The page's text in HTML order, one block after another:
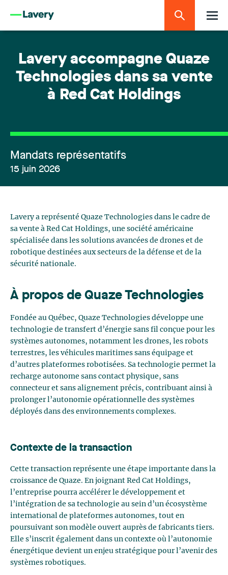
Lavery accompagne Quaze
Technologies dans sa vente
à Red Cat Holdings
Mandats représentatifs
15 juin 2026
Lavery a représenté Quaze Technologies dans le cadre de
sa vente à Red Cat Holdings, une société américaine
spécialisée dans les solutions avancées de drones et de
robotique destinées aux secteurs de la défense et de la
sécurité nationale.
À propos de Quaze Technologies
Fondée au Québec, Quaze Technologies développe une
technologie de transfert d’énergie sans fil conçue pour les
systèmes autonomes, notamment les drones, les robots
terrestres, les véhicules maritimes sans équipage et
d’autres plateformes robotisées. Sa technologie permet la
recharge autonome sans contact physique, sans
connecteur et sans alignement précis, contribuant ainsi à
prolonger l’autonomie opérationnelle des systèmes
déployés dans des environnements complexes.
Contexte de la transaction
Cette transaction représente une étape importante dans la
croissance de Quaze. En joignant Red Cat Holdings,
l’entreprise pourra accélérer le développement et
l’intégration de sa technologie au sein d’un écosystème
international de plateformes autonomes, tout en
poursuivant son modèle ouvert auprès de fabricants tiers.
Elle s’inscrit également dans un contexte où l’autonomie
énergétique devient un enjeu stratégique pour l’avenir des
systèmes robotiques.